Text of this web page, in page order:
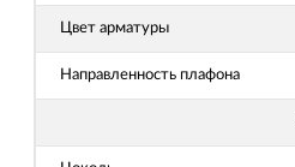
Цвет арматуры
Направленность плафона